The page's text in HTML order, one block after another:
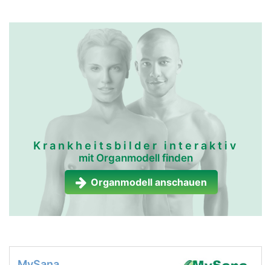
Krankheitsbilder interaktiv
mit Organmodell finden
Organmodell anschauen